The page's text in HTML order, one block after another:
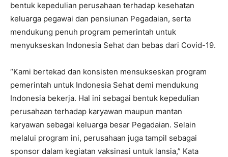
bentuk kepedulian perusahaan terhadap kesehatan
keluarga pegawai dan pensiunan Pegadaian, serta
mendukung penuh program pemerintah untuk
menyukseskan Indonesia Sehat dan bebas dari Covid-19.
“Kami bertekad dan konsisten mensukseskan program
pemerintah untuk Indonesia Sehat demi mendukung
Indonesia bekerja. Hal ini sebagai bentuk kepedulian
perusahaan terhadap karyawan maupun mantan
karyawan sebagai keluarga besar Pegadaian. Selain
melalui program ini, perusahaan juga tampil sebagai
sponsor dalam kegiatan vaksinasi untuk lansia,” Kata